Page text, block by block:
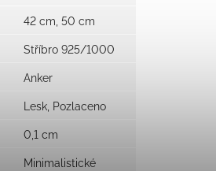
42 cm, 50 cm
Stříbro 925/1000
Anker
Lesk, Pozlaceno
0,1 cm
Minimalistické